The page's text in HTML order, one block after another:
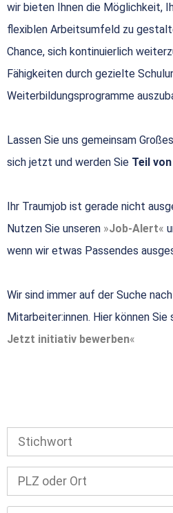
wir bieten Ihnen die Möglichkeit,
flexiblen Arbeitsumfeld zu
Chance, sich kontinuierlich
Fähigkeiten durch gezielte
Weiterbildungsprogramme
Lassen Sie uns gemeinsam
sich jetzt und werden Sie Teil
Ihr Traumjob ist gerade nicht
Nutzen Sie unseren
Job-Alert
wenn wir etwas Passendes
Wir sind immer auf der Suche
Mitarbeiter:innen. Hier können
Jetzt initiativ bewerben